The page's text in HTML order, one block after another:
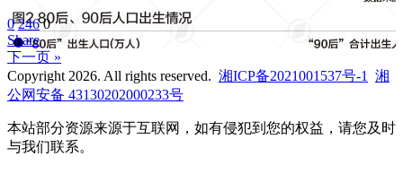
0 246 0
Share
下一页 »
Copyright 2026. All rights reserved. 湘ICP备2021001537号-1
湘
公网安备 43130202000233号
本站部分资源来源于互联网，如有侵犯到您的权益，请您及时
与我们联系。